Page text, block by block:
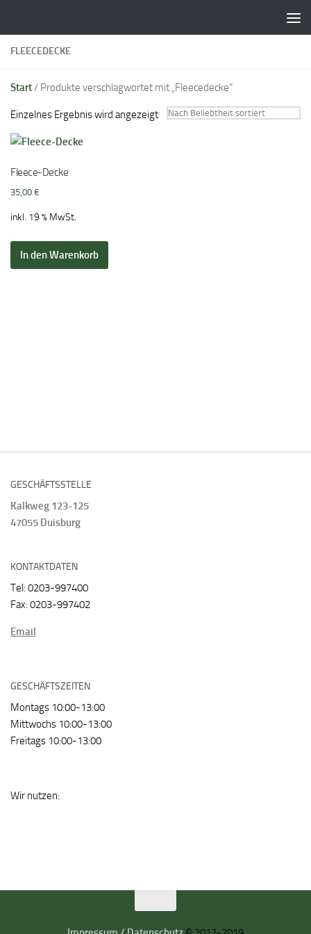
FLEECEDECKE
Start/ Produkte verschlagwortet mit „Fleecedecke“
Einzelnes Ergebnis wird angezeigt
Fleece-Decke
35,00 €
inkl. 19 % MwSt.
In den Warenkorb
GESCHÄFTSSTELLE
Kalkweg 123-125
47055 Duisburg
KONTAKTDATEN
Tel: 0203-997400
Fax: 0203-997402
Email
GESCHÄFTSZEITEN
Montags 10:00-13:00
Mittwochs 10:00-13:00
Freitags 10:00-13:00
Wir nutzen: